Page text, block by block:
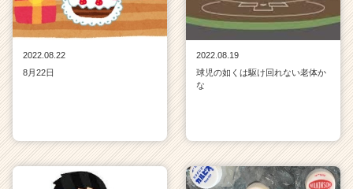
2022.08.22
8月22日
2022.08.19
球児の如くは駆け回れない老体か
な